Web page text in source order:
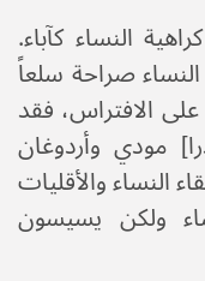
النساء كآباء.
صراحة سلعاً
الافتراس، فقد
مودي وأردوغان
النساء والأقليات
ولكن يسيسون